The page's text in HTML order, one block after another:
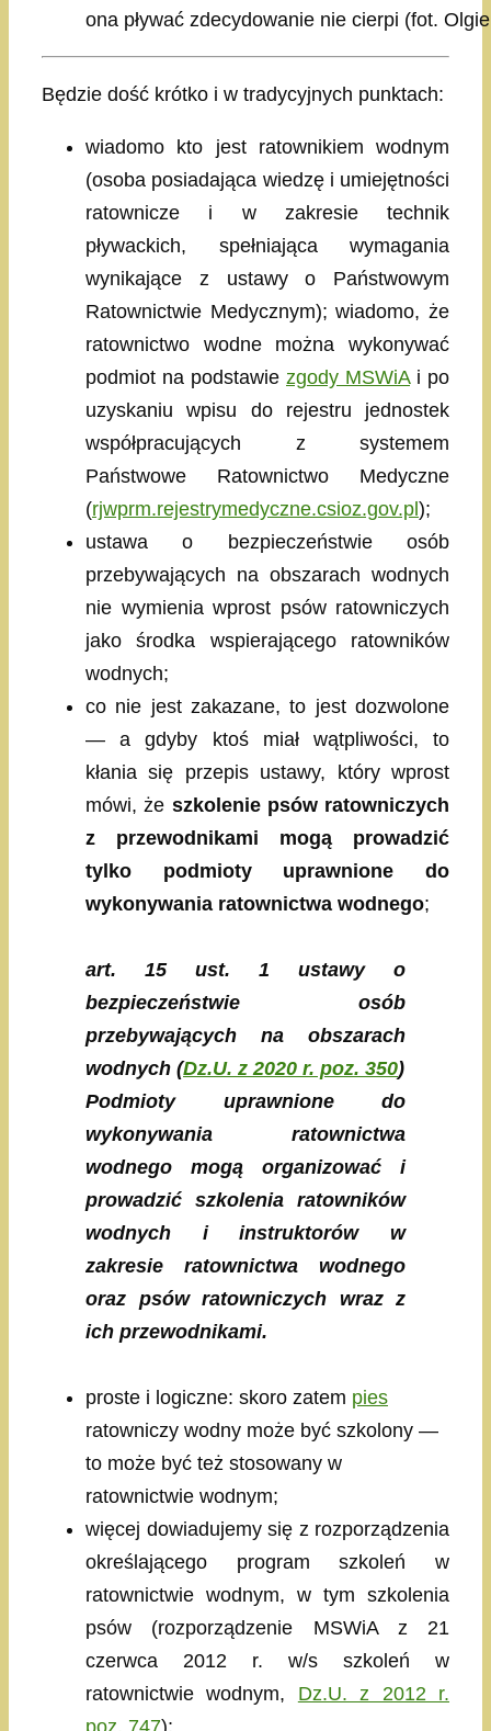
ona pływać zdecydowanie nie cierpi (fot.
Będzie dość krótko i w tradycyjnych punktach:
wiadomo kto jest ratownikiem wodnym
(osoba posiadająca wiedzę i umiejętności
ratownicze i w zakresie technik
pływackich, spełniająca wymagania
wynikające z ustawy o Państwowym
Ratownictwie Medycznym); wiadomo, że
ratownictwo wodne można wykonywać
podmiot na podstawie zgody MSWiAi po
uzyskaniu wpisu do rejestru jednostek
współpracujących z systemem
Państwowe Ratownictwo Medyczne
(rjwprm.rejestrymedyczne.csioz.gov.pl );
ustawa o bezpieczeństwie osób
przebywających na obszarach wodnych
nie wymienia wprost psów ratowniczych
jako środka wspierającego ratowników
wodnych;
co nie jest zakazane, to jest dozwolone
— a gdyby ktoś miał wątpliwości, to
kłania się przepis ustawy, który wprost
mówi, że szkolenie psów ratowniczych
z przewodnikami mogą prowadzić
tylko podmioty uprawnione do
wykonywania ratownictwa wodnego;
art. 15 ust. 1 ustawy o
bezpieczeństwie osób
przebywających na obszarach
wodnych (Dz.U. z 2020 r. poz. 350)
Podmioty uprawnione do
wykonywania ratownictwa
wodnego mogą organizować i
prowadzić szkolenia ratowników
wodnych i instruktorów w
zakresie ratownictwa wodnego
oraz psów ratowniczych wraz z
ich przewodnikami.
proste i logiczne: skoro zatem pies
ratowniczy wodny może być szkolony —
to może być też stosowany w
ratownictwie wodnym;
więcej dowiadujemy się z rozporządzenia
określającego program szkoleń w
ratownictwie wodnym, w tym szkolenia
psów (rozporządzenie MSWiA z 21
czerwca 2012 r. w/s szkoleń w
ratownictwie wodnym, Dz.U. z 2012 r.